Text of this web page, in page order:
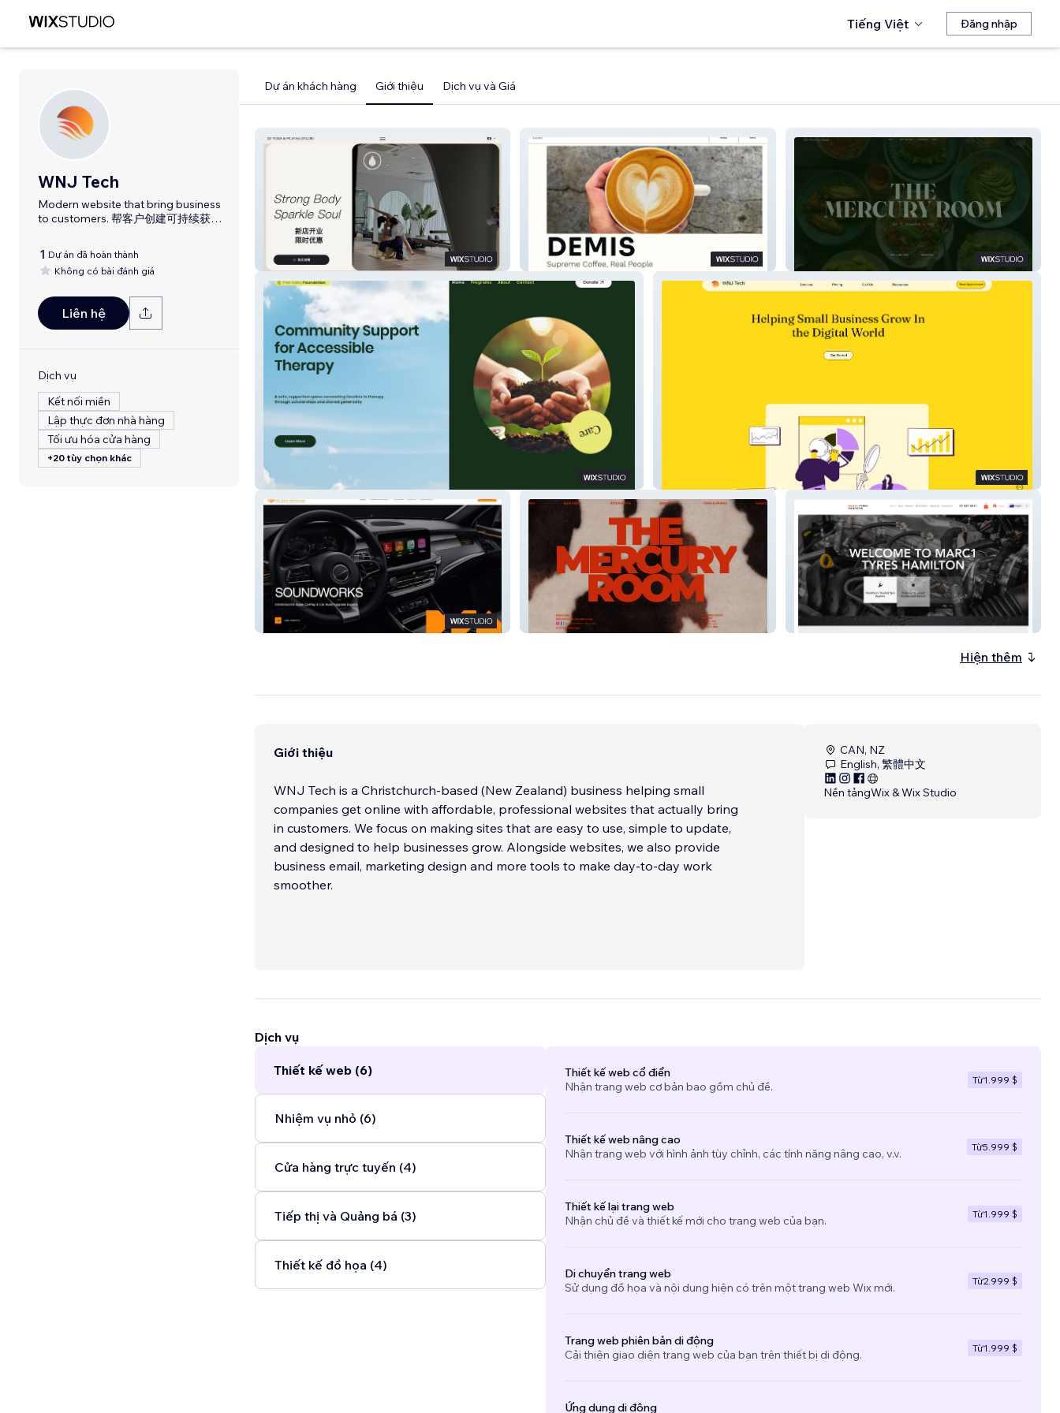
Tiếng Việt Đăng nhập
WNJ Tech
Modern website that bring business
to customers. 帮客户创建可持续获客
1 Dự án đã hoàn thành
Không có bài đánh giá
Liên hệ
Dịch vụ
Kết nối miền
Lập thực đơn nhà hàng
Tối ưu hóa cửa hàng
+20 tùy chọn khác
Dự án khách hàng Giới thiệu Dịch vụ và Giá
2S Yoga Pilates Demi Cafe The Mercury Room
Park Valley Foundation
Soundworks The Mercury Room Marc1 Tyres Hamilton
Hiện thêm
Giới thiệu
WNJ Tech is a Christchurch-based (New Zealand) business helping small
companies get online with affordable, professional websites that actually bring
in customers. We focus on making sites that are easy to use, simple to update,
and designed to help businesses grow. Alongside websites, we also provide
business email, marketing design and more tools to make day-to-day work
smoother.
CAN, NZ
English, 繁體中文
Nền tảngWix & Wix Studio
Dịch vụ
Thiết kế web (6)
Nhiệm vụ nhỏ (6)
Cửa hàng trực tuyến (4)
Tiếp thị và Quảng bá (3)
Thiết kế đồ họa (4)
Thiết kế web cổ điển
Nhận trang web cơ bản bao gồm chủ đề.
Từ1.999 $
Thiết kế web nâng cao
Nhận trang web với hình ảnh tùy chỉnh, các tính năng nâng cao, v.v.
Từ5.999 $
Thiết kế lại trang web
Nhận chủ đề và thiết kế mới cho trang web của bạn.
Từ1.999 $
Di chuyển trang web
Sử dụng đồ họa và nội dung hiện có trên một trang web Wix mới.
Từ2.999 $
Trang web phiên bản di động
Cải thiện giao diện trang web của bạn trên thiết bị di động.
Từ1.999 $
Ứng dụng di động